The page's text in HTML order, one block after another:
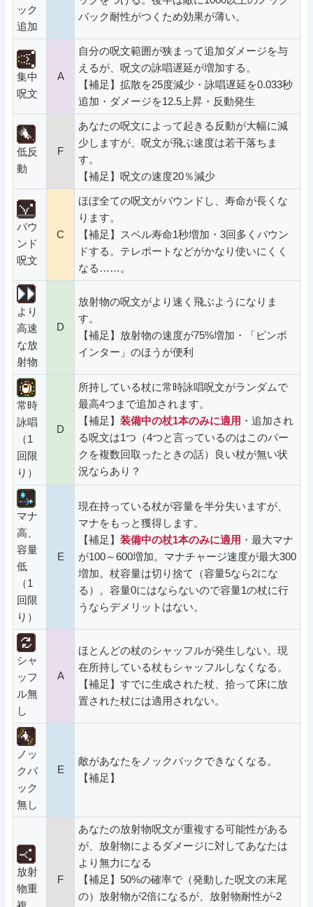
ック
追加
バック耐性がつくため効果が薄い。
集中
呪文
A
自分の呪文範囲が狭まって追加ダメージを与
えるが、呪文の詠唱遅延が増加する。
【補足】拡散を25度減少・詠唱遅延を0.033秒
追加・ダメージを12.5上昇・反動発生
低反
動
F
あなたの呪文によって起きる反動が大幅に減
少しますが、呪文が飛ぶ速度は若干落ちま
す。
【補足】呪文の速度20％減少
バウ
ンド
呪文
C
ほぼ全ての呪文がバウンドし、寿命が長くな
ります。
【補足】スペル寿命1秒増加・3回多くバウン
ドする。テレポートなどがかなり使いにくく
なる……。
より
高速
な放
射物
D
放射物の呪文がより速く飛ぶようになりま
す。
【補足】放射物の速度が75%増加・「ピンポ
インター」のほうが便利
常時
詠唱
（1
回限
り）
D
所持している杖に常時詠唱呪文がランダムで
最高4つまで追加されます。
【補足】 装備中の杖1本のみに適用 ・追加され
る呪文は1つ（4つと言っているのはこのパー
クを複数回取ったときの話）良い杖が無い状
況ならあり？
マナ
高、
容量
低
（1
回限
り）
E
現在持っている杖が容量を半分失いますが、
マナをもっと獲得します。
【補足】 装備中の杖1本のみに適用 ・最大マナ
が100～600増加。マナチャージ速度が最大300
増加。杖容量は切り捨て（容量5なら2にな
る）。容量0にはならないので容量1の杖に行
うならデメリットはない。
シャ
ッフ
ル無
し
A
ほとんどの杖のシャッフルが発生しない。現
在所持している杖もシャッフルしなくなる。
【補足】すでに生成された杖、拾って床に放
置された杖には適用されない。
ノッ
クバ
ック
無し
E
敵があなたをノックバックできなくなる。
【補足】
放射
物重
F
あなたの放射物呪文が重複する可能性がある
が、放射物によるダメージに対してあなたは
より無力になる
【補足】50%の確率で（発動した呪文の末尾
の）放射物が2倍になるが、放射物耐性が-2